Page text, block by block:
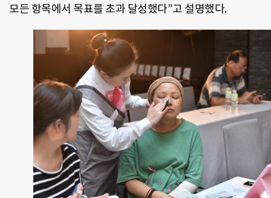
모든 항목에서 목표를 초과 달성했다”고 설명했다.